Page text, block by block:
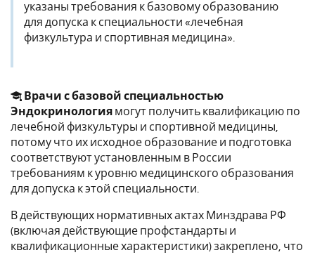
указаны требования к базовому образованию
для допуска к специальности «лечебная
физкультура и спортивная медицина».
Врачи с базовой специальностью
Эндокринология могут получить квалификацию по
лечебной физкультуры и спортивной медицины,
потому что их исходное образование и подготовка
соответствуют установленным в России
требованиям к уровню медицинского образования
для допуска к этой специальности.
В действующих нормативных актах Минздрава РФ
(включая действующие профстандарты и
квалификационные характеристики) закреплено, что